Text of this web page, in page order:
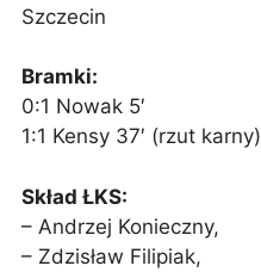
Szczecin
Bramki:
0:1 Nowak 5′
1:1 Kensy 37′ (rzut karny)
Skład ŁKS:
– Andrzej Konieczny,
– Zdzisław Filipiak,